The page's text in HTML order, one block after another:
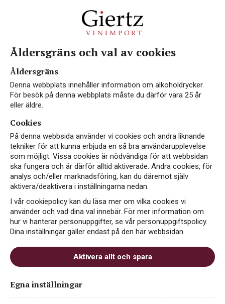
Origin Wine Stellenbosch
Origin Wine Stellenbosch är en vinproducent i
Sydafrikanska Stellenbosch. Inbäddad i hjärtat av
Western Cape förenar Origin Wine Stellenbosch
Sydafrikas anrika vinodlingstradition med
modern vinproduktion. Som en hörnsten i
Stellenbosch-regionen drar Origin Wine nytta av
de djupa jordarna och det medelhavsinfluerade
klimatet i Western Cape för att skapa viner som
tydligt och balanserat speglar sitt terroir. Under
ledning av vinmakaren Johan Gerber
upprätthåller teamet en stark tradition av
Dessutom har Origin Wine ett etiskt
Åldersgräns och val av cookies
Åldersgräns
Denna webbplats innehåller information om alkoholdrycker.
För besök på denna webbplats måste du därför vara 25 år
eller äldre.
Cookies
På denna webbsida använder vi cookies och andra liknande
tekniker för att kunna erbjuda en så bra användarupplevelse
som möjligt. Vissa cookies är nödvändiga för att webbsidan
ska fungera och är därför alltid aktiverade. Andra cookies, för
analys och/eller marknadsföring, kan du däremot själv
aktivera/deaktivera i inställningarna nedan.
I vår cookiepolicy kan du läsa mer om vilka cookies vi
använder och vad dina val innebär. För mer information om
hur vi hanterar personuppgifter, se vår personuppgiftspolicy.
Dina inställningar gäller endast på den här webbsidan.
Aktivera allt och spara
Egna inställningar